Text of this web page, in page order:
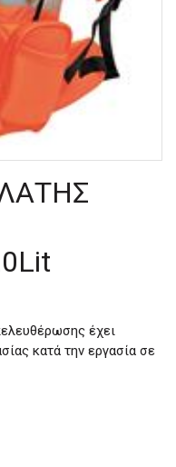
έχει
κατά την εργασία σε